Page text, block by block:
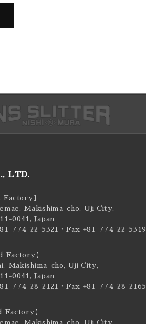
LTD.
Factory】
Makishima-cho, Uji City,
0041, Japan
774-22-5321
・Fax +81-774-22-5319
Factory】
Makishima-cho, Uji City,
0041, Japan
774-28-2121
・Fax +81-774-28-2165
Factory】